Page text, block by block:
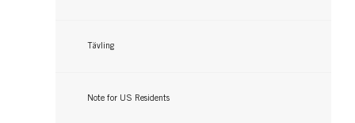
Tävling
Note for US Residents